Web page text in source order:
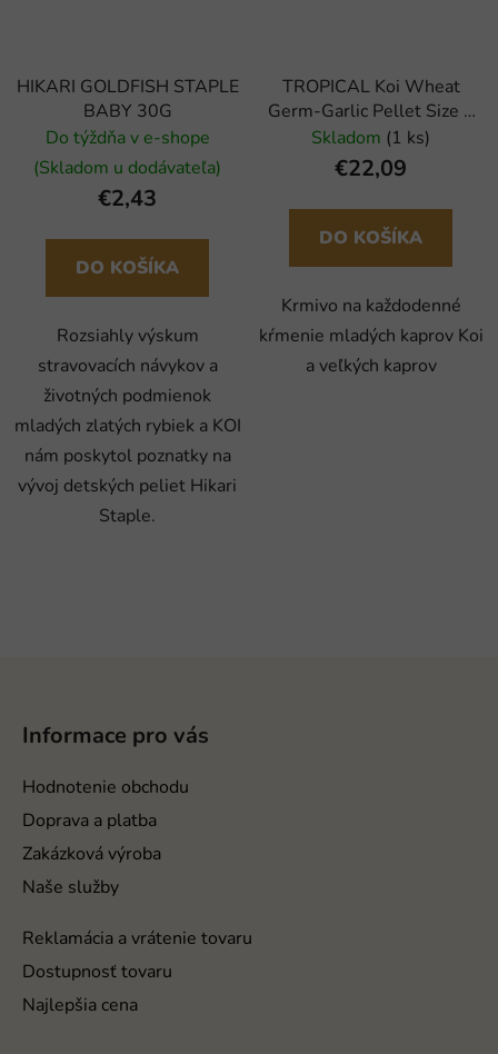
HIKARI GOLDFISH STAPLE
BABY 30G
Do týždňa v e-shope
(Skladom u dodávateľa)
€2,43
DO KOŠÍKA
Rozsiahly výskum
stravovacích návykov a
životných podmienok
mladých zlatých rybiek a KOI
nám poskytol poznatky na
vývoj detských peliet Hikari
Staple.
TROPICAL Koi Wheat
Germ-Garlic Pellet Size S
5L / 2kg
Skladom (1 ks)
€22,09
DO KOŠÍKA
Krmivo na každodenné
kŕmenie mladých kaprov Koi
a veľkých kaprov
Informace pro vás
Hodnotenie obchodu
Doprava a platba
Zakázková výroba
Naše služby
Reklamácia a vrátenie tovaru
Dostupnosť tovaru
Najlepšia cena